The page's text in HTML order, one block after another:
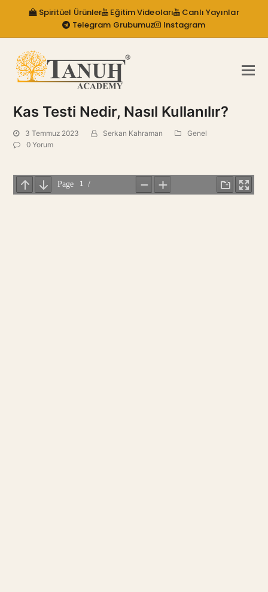
Spiritüel Ürünler Eğitim Videoları
Canlı Yayınlar
Telegram Grubumuz
Instagram
Kas Testi Nedir, Nasıl Kullanılır?
3 Temmuz 2023 Serkan Kahraman
Genel
0 Yorum